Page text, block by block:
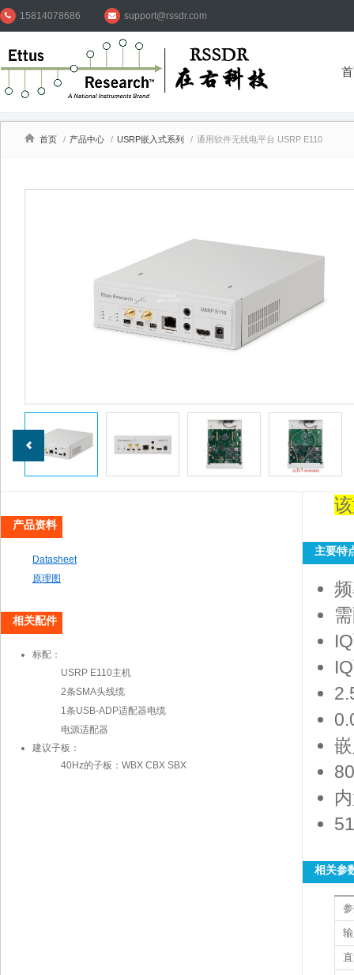
15814078686 support@rssdr.com
首页 / 产品中心 / USRP嵌入式系列 / 通用软件无线电平台 USRP E110
产品资料
Datasheet
原理图
相关配件
标配：
USRP E110主机
2条SMA头线缆
1条USB-ADP适配器电缆
电源适配器
建议子板：
40Hz的子板：WBX CBX SBX
主要特
相关参